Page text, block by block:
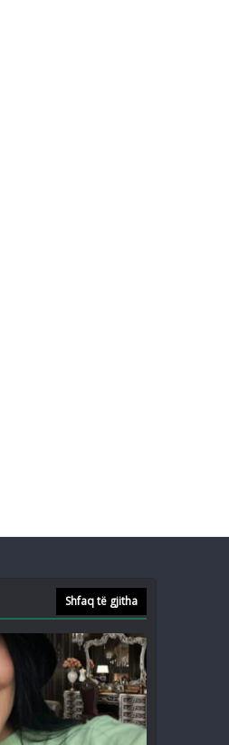
Shfaq të gjitha